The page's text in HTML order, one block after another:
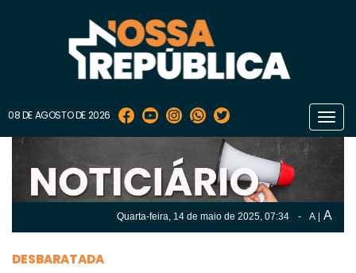
08 DE AGOSTO DE 2026
Quarta-feira, 14 de maio de 2025, 07:34 - A A
DESBARATADA